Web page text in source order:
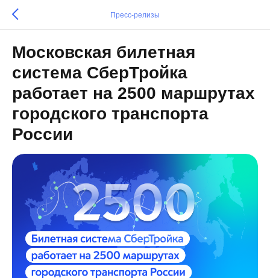
Пресс-релизы
Московская билетная
система СберТройка
работает на 2500 маршрутах
городского транспорта
России